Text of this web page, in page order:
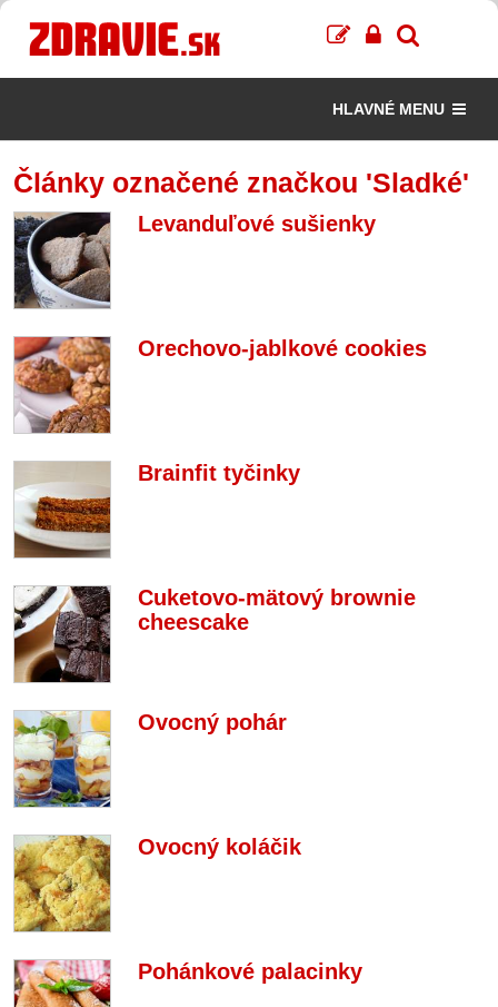
HLAVNÉ MENU
Články označené značkou 'Sladké'
Levanduľové sušienky
Orechovo-jablkové cookies
Brainfit tyčinky
Cuketovo-mätový brownie
cheescake
Ovocný pohár
Ovocný koláčik
Pohánkové palacinky